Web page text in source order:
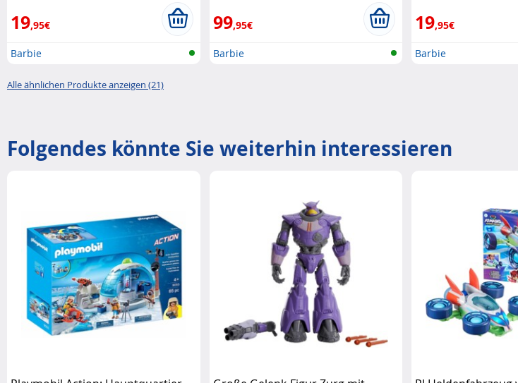
19,95€
Barbie
99,95€
Barbie
19,95€
Barbie
Alle ähnlichen Produkte anzeigen (21)
Folgendes könnte Sie weiterhin interessieren